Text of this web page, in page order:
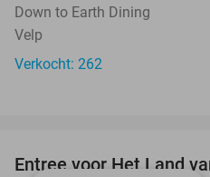
Down to Earth Dining
Velp
Verkocht: 262
Entree voor Het Land